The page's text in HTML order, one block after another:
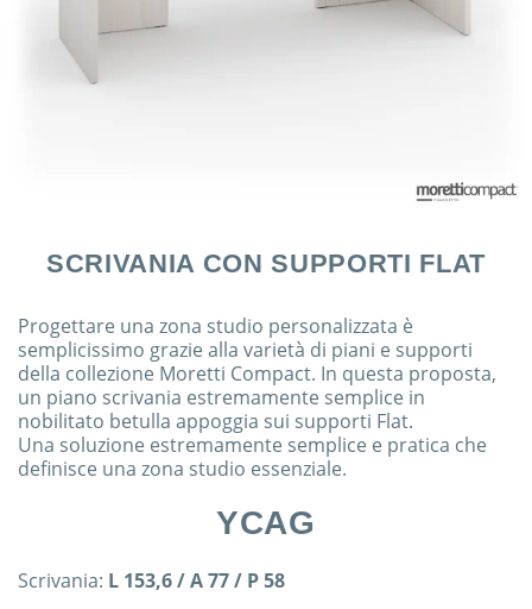
SCRIVANIA CON SUPPORTI FLAT
Progettare una zona studio personalizzata è
semplicissimo grazie alla varietà di piani e supporti
della collezione Moretti Compact. In questa proposta,
un piano scrivania estremamente semplice in
nobilitato betulla appoggia sui supporti Flat.
Una soluzione estremamente semplice e pratica che
definisce una zona studio essenziale.
YCAG
Scrivania: L 153,6 / A 77 / P 58